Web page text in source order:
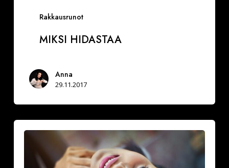
Rakkausrunot
MIKSI HIDASTAA
Anna
29.11.2017